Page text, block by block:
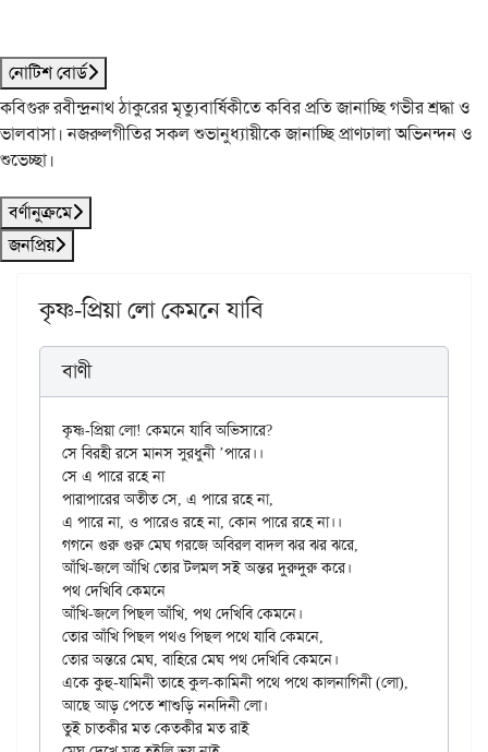
নোটিশ বোর্ড
কবিগুরু রবীন্দ্রনাথ ঠাকুরের মৃত্যুবার্ষিকীতে কবির প্রতি জানাচ্ছি গভীর শ্রদ্ধা ও
ভালবাসা। নজরুলগীতির সকল শুভানুধ্যায়ীকে জানাচ্ছি প্রাণঢালা অভিনন্দন ও
শুভেচ্ছা।
বর্ণানুক্রমে
জনপ্রিয়
কৃষ্ণ-প্রিয়া লো কেমনে যাবি
বাণী
কৃষ্ণ-প্রিয়া লো! কেমনে যাবি অভিসারে?
সে বিরহী রসে মানস সুরধুনী ’পারে।।
সে এ পারে রহে না
পারাপারের অতীত সে, এ পারে রহে না,
এ পারে না, ও পারেও রহে না, কোন পারে রহে না।।
গগনে গুরু গুরু মেঘ গরজে অবিরল বাদল ঝর ঝর ঝরে,
আঁখি-জলে আঁখি তোর টলমল সই অন্তর দুরুদুরু করে।
পথ দেখিবি কেমনে
আঁখি-জলে পিছল আঁখি, পথ দেখিবি কেমনে।
তোর আঁখি পিছল পথও পিছল পথে যাবি কেমনে,
তোর অন্তরে মেঘ, বাহিরে মেঘ পথ দেখিবি কেমনে।
একে কুহু-যামিনী তাহে কুল-কামিনী পথে পথে কালনাগিনী (লো),
আছে আড় পেতে শাশুড়ি ননদিনী লো।
তুই চাতকীর মত কেতকীর মত রাই